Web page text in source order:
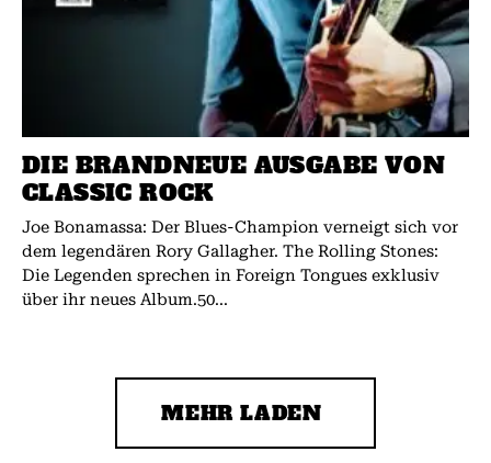
DIE BRANDNEUE AUSGABE VON
CLASSIC ROCK
Joe Bonamassa: Der Blues-Champion verneigt sich vor
dem legendären Rory Gallagher. The Rolling Stones:
Die Legenden sprechen in Foreign Tongues exklusiv
über ihr neues Album.50...
MEHR LADEN